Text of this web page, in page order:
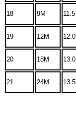
18 9M 11.5
19 12M 12.0
20 18M 13.0
21 24M 13.5